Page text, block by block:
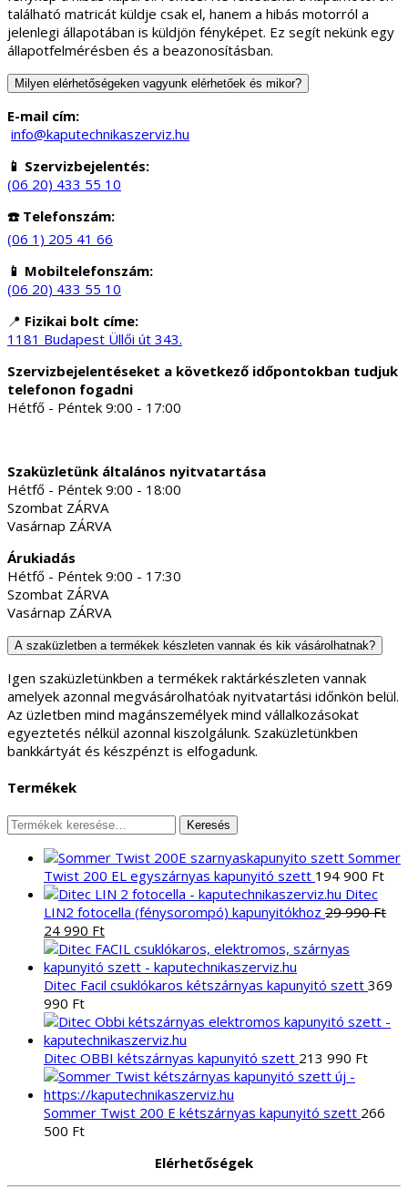
található matricát küldje csak el, hanem a hibás motorról a
jelenlegi állapotában is küldjön fényképet. Ez segít nekünk egy
állapotfelmérésben és a beazonosításban.
Milyen elérhetőségeken vagyunk elérhetőek és mikor?
E-mail cím:
info@kaputechnikaszerviz.hu
📱 Szervizbejelentés:
(06 20) 433 55 10
☎️ Telefonszám:
(06 1) 205 41 66
📱 Mobiltelefonszám:
(06 20) 433 55 10
📍 Fizikai bolt címe:
1181 Budapest Üllői út 343.
Szervizbejelentéseket a következő időpontokban tudjuk
telefonon fogadni
Hétfő - Péntek 9:00 - 17:00
Szaküzletünk általános nyitvatartása
Hétfő - Péntek 9:00 - 18:00
Szombat ZÁRVA
Vasárnap ZÁRVA
Árukiadás
Hétfő - Péntek 9:00 - 17:30
Szombat ZÁRVA
Vasárnap ZÁRVA
A szaküzletben a termékek készleten vannak és kik vásárolhatnak?
Igen szaküzletünkben a termékek raktárkészleten vannak
amelyek azonnal megvásárolhatóak nyitvatartási időnkön belül.
Az üzletben mind magánszemélyek mind vállalkozásokat
egyeztetés nélkül azonnal kiszolgálunk. Szaküzletünkben
bankkártyát és készpénzt is elfogadunk.
Termékek
Keresés
a
következőre:
Keresés
Sommer
Twist 200 EL egyszárnyas kapunyitó szett 194 900 Ft
Ditec
LIN2 fotocella (fénysorompó) kapunyitókhoz 29 990Ft
Original
price
was:
29
990 Ft.
24 990 FtCurrent
price
is:
24
Ditec Facil csuklókaros kétszárnyas kapunyitó szett 369
990 Ft
Ditec OBBI kétszárnyas kapunyitó szett 213 990 Ft
Sommer Twist 200 E kétszárnyas kapunyitó szett 266
500 Ft
Elérhetőségek